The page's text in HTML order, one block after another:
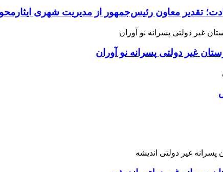
تقدیر معاون رئیس‌جمهور از مدیریت شهری
غیر دولتی پسرانه نو آوران